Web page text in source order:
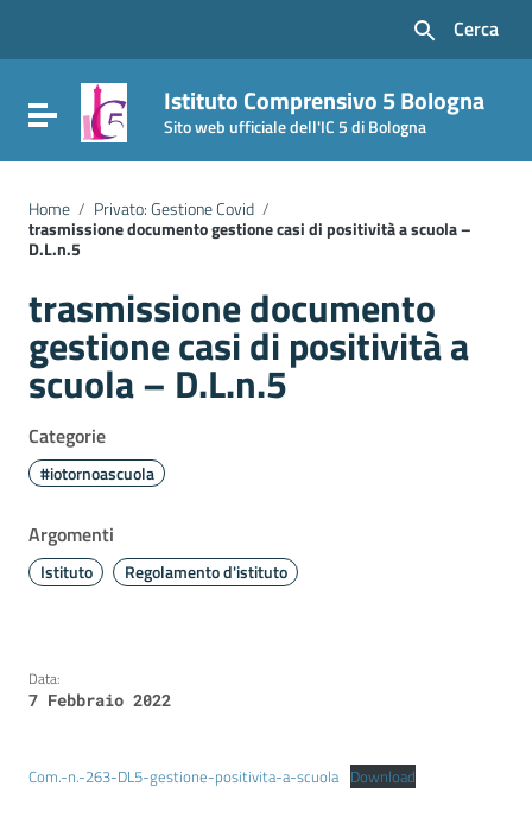
Vai al footer
Cerca
Attiva / disattiva la navigazione
Istituto Comprensivo 5 Bologna
Sito web ufficiale dell'IC 5 di Bologna
Home / Privato: Gestione Covid /
trasmissione documento gestione casi di positività a scuola –
D.L.n.5
trasmissione documento
gestione casi di positività a
scuola – D.L.n.5
Categorie
#iotornoascuola
Argomenti
Istituto Regolamento d'istituto
Data:
7 Febbraio 2022
Com.-n.-263-DL5-gestione-positivita-a-scuola Download